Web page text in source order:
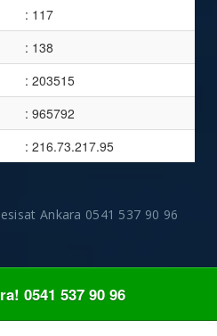
: 117
: 138
: 203515
: 965792
: 216.73.217.95
Ankara 0541 537 90 96
0541 537 90 96